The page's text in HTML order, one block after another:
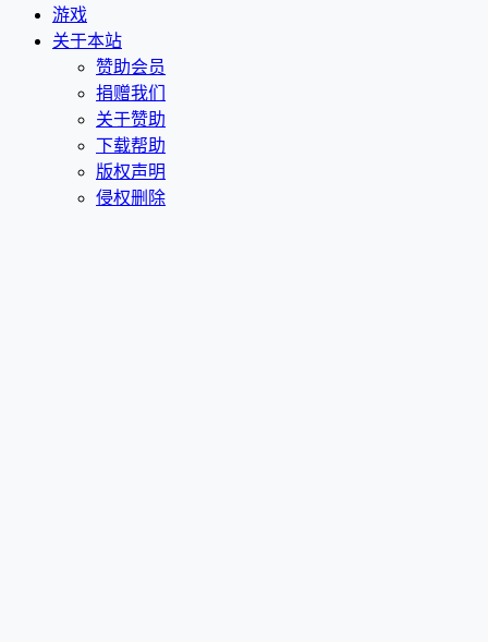
游戏
关于本站
赞助会员
捐赠我们
关于赞助
下载帮助
版权声明
侵权删除